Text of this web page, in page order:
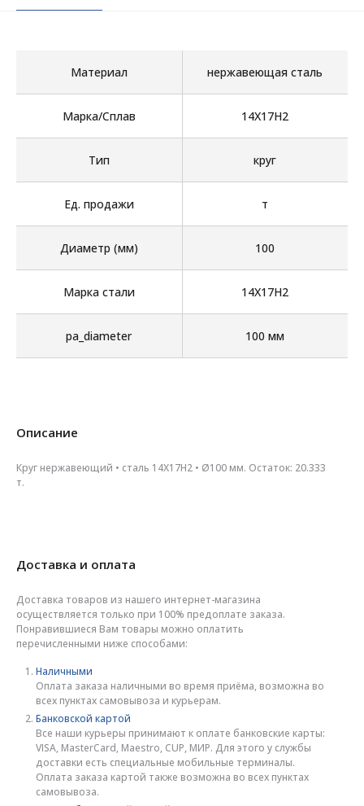
Материал нержавеющая сталь
Марка/Сплав 14Х17Н2
Тип круг
Ед. продажи т
Диаметр (мм) 100
Марка стали 14Х17Н2
pa_diameter 100 мм
Описание
Круг нержавеющий • сталь 14Х17Н2 • Ø100 мм. Остаток: 20.333
т.
Доставка и оплата
Доставка товаров из нашего интернет-магазина
осуществляется только при 100% предоплате заказа.
Понравившиеся Вам товары можно оплатить
перечисленными ниже способами:
Наличными
Оплата заказа наличными во время приёма, возможна во
всех пунктах самовывоза и курьерам.
Банковской картой
Все наши курьеры принимают к оплате банковские карты:
VISA, MasterCard, Maestro, CUP, МИР. Для этого у службы
доставки есть специальные мобильные терминалы.
Оплата заказа картой также возможна во всех пунктах
самовывоза.